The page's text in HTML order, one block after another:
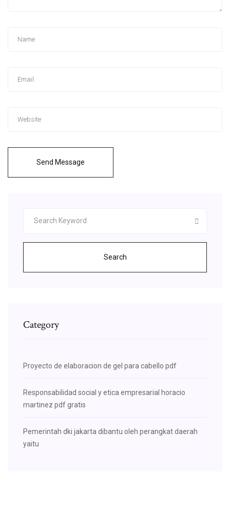
Send Message
Search
Category
Proyecto de elaboracion de gel para cabello pdf
Responsabilidad social y etica empresarial horacio
martinez pdf gratis
Pemerintah dki jakarta dibantu oleh perangkat daerah
yaitu